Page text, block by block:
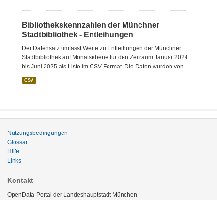
Bibliothekskennzahlen der Münchner
Stadtbibliothek - Entleihungen
Der Datensatz umfasst Werte zu Entleihungen der Münchner
Stadtbibliothek auf Monatsebene für den Zeitraum Januar 2024
bis Juni 2025 als Liste im CSV-Format. Die Daten wurden von...
CSV
Nutzungsbedingungen
Glossar
Hilfe
Links
Kontakt
OpenData-Portal der Landeshauptstadt München